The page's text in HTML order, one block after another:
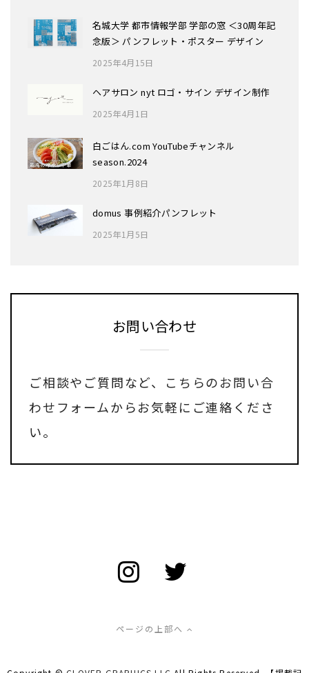
名城大学 都市情報学部 学部の窓 ＜30周年記
念版＞ パンフレット・ポスター デザイン
2025年4月15日
ヘアサロン nyt ロゴ・サイン デザイン制作
2025年4月1日
白ごはん.com YouTubeチャンネル
season.2024
2025年1月8日
domus 事例紹介パンフレット
2025年1月5日
お問い合わせ
ご相談やご質問など、
こちらのお問い合
わせフォームからお気軽にご連絡くださ
い。
ページの上部へ